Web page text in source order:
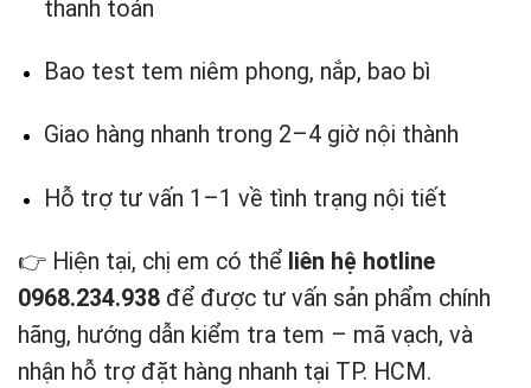
thanh toán
Bao test tem niêm phong, nắp, bao bì
Giao hàng nhanh trong 2–4 giờ nội thành
Hỗ trợ tư vấn 1–1 về tình trạng nội tiết
👉 Hiện tại, chị em có thể liên hệ hotline
0968.234.938 để được tư vấn sản phẩm chính
hãng, hướng dẫn kiểm tra tem – mã vạch, và
nhận hỗ trợ đặt hàng nhanh tại TP. HCM.